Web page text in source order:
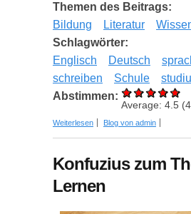
Themen des Beitrags:
Bildung
Literatur
Schlagwörter:
Englisch
Deutsch
schreiben
Schule
Abstimmen:
Average: 4.5 (4
Weiterlesen über Wissenschaftliches
Blog von admin
Konfuzius zum
Lernen